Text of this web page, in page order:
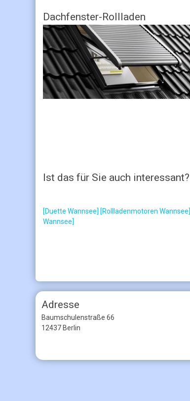
Dachfenster-Rollladen
Ist das für Sie auch interessant?
[Duette Wannsee] [Rollladenmotoren Wannsee]
Wannsee]
Adresse
Baumschulenstraße 66
12437 Berlin